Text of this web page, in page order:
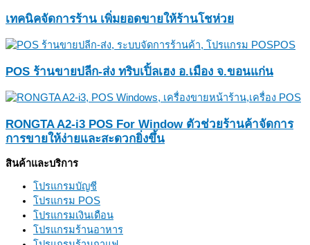
เทคนิคจัดการร้าน เพิ่มยอดขายให้ร้านโชห่วย
POS ร้านขายปลีก-ส่ง ทริบเปิ้ลเฮง อ.เมือง จ.ขอนแก่น
RONGTA A2-i3 POS For Window ตัวช่วยร้านค้าจัดการ
การขายให้ง่ายและสะดวกยิ่งขึ้น
สินค้าและบริการ
โปรแกรมบัญชี
โปรแกรม POS
โปรแกรมเงินเดือน
โปรแกรมร้านอาหาร